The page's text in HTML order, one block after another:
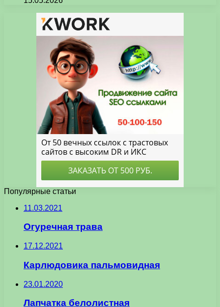
Популярные статьи
11.03.2021
Огуречная трава
17.12.2021
Карлюдовика пальмовидная
23.01.2020
Лапчатка белолистная